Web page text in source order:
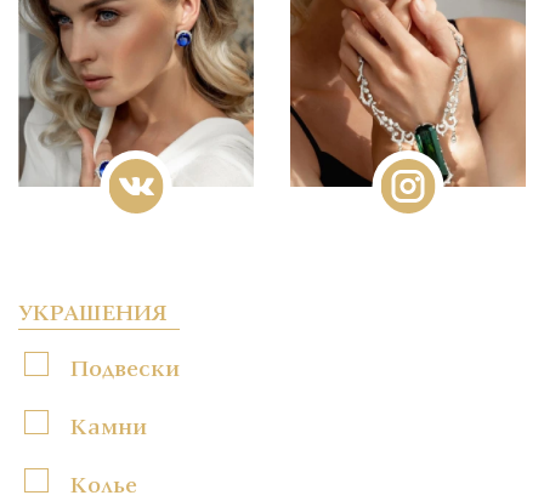
УКРАШЕНИЯ
Подвески
Камни
Колье